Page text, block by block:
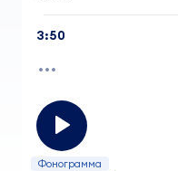
3:50
Фонограмма